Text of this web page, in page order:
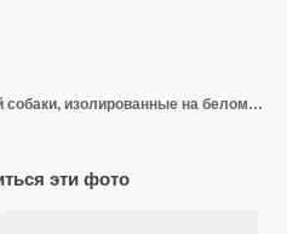
Красивый портрет милой собаки, изолированные на белом фоне
эти фото